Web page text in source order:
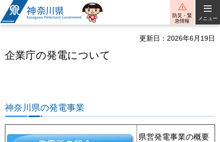
神奈川県
防災・緊
急情報
メニュー
更新日：2026年6月19日
企業庁の発電について
神奈川県の発電事業
県営発電事業の概要